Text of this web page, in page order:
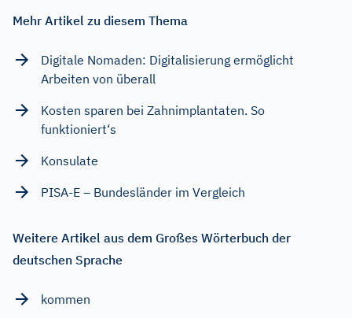
Mehr Artikel zu diesem Thema
Digitale Nomaden: Digitalisierung ermöglicht
Arbeiten von überall
Kosten sparen bei Zahnimplantaten. So
funktioniert‘s
Konsulate
PISA-E – Bundesländer im Vergleich
Weitere Artikel aus dem Großes Wörterbuch der
deutschen Sprache
kommen